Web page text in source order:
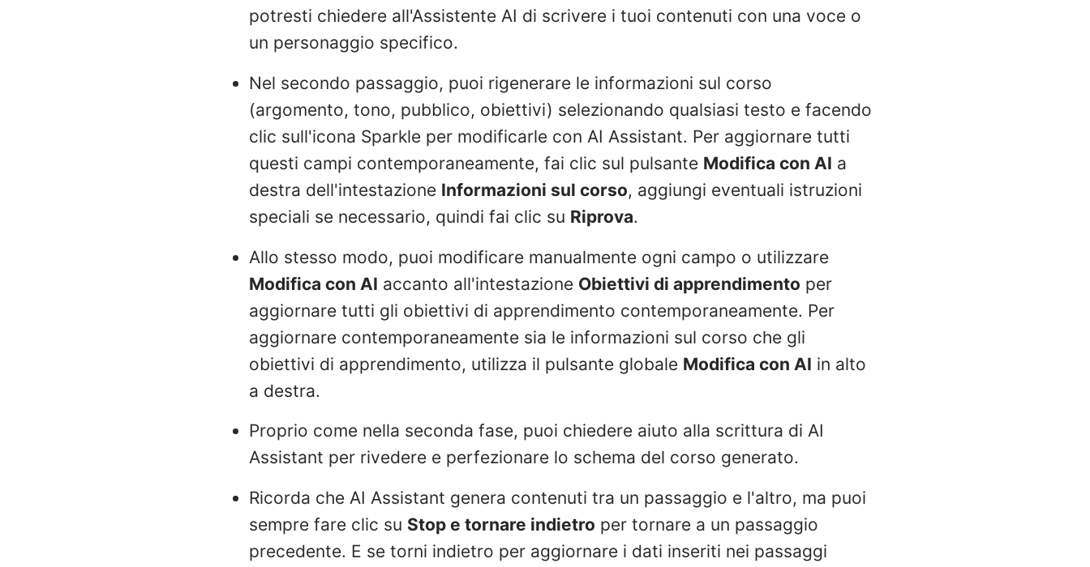
potresti chiedere all'Assistente AI di scrivere i tuoi contenuti con una voce o
un personaggio specifico.
Nel secondo passaggio, puoi rigenerare le informazioni sul corso
(argomento, tono, pubblico, obiettivi) selezionando qualsiasi testo e facendo
clic sull'icona Sparkle per modificarle con AI Assistant. Per aggiornare tutti
questi campi contemporaneamente, fai clic sul pulsante Modifica con AI a
destra dell'intestazione Informazioni sul corso, aggiungi eventuali istruzioni
speciali se necessario, quindi fai clic su Riprova.
Allo stesso modo, puoi modificare manualmente ogni campo o utilizzare
Modifica con AI accanto all'intestazione Obiettivi di apprendimento per
aggiornare tutti gli obiettivi di apprendimento contemporaneamente. Per
aggiornare contemporaneamente sia le informazioni sul corso che gli
obiettivi di apprendimento, utilizza il pulsante globale Modifica con AI in alto
a destra.
Proprio come nella seconda fase, puoi chiedere aiuto alla scrittura di AI
Assistant per rivedere e perfezionare lo schema del corso generato.
Ricorda che AI Assistant genera contenuti tra un passaggio e l'altro, ma puoi
sempre fare clic su Stop e tornare indietro per tornare a un passaggio
precedente. E se torni indietro per aggiornare i dati inseriti nei passaggi